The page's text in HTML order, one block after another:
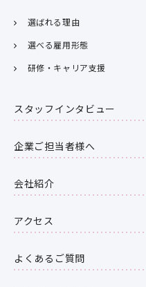
選ばれる理由
選べる雇用形態
研修・キャリア支援
スタッフインタビュー
企業ご担当者様へ
会社紹介
アクセス
よくあるご質問